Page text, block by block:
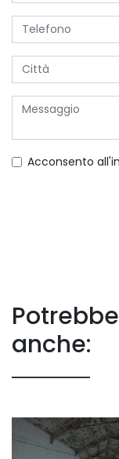
Acconsento
anche: